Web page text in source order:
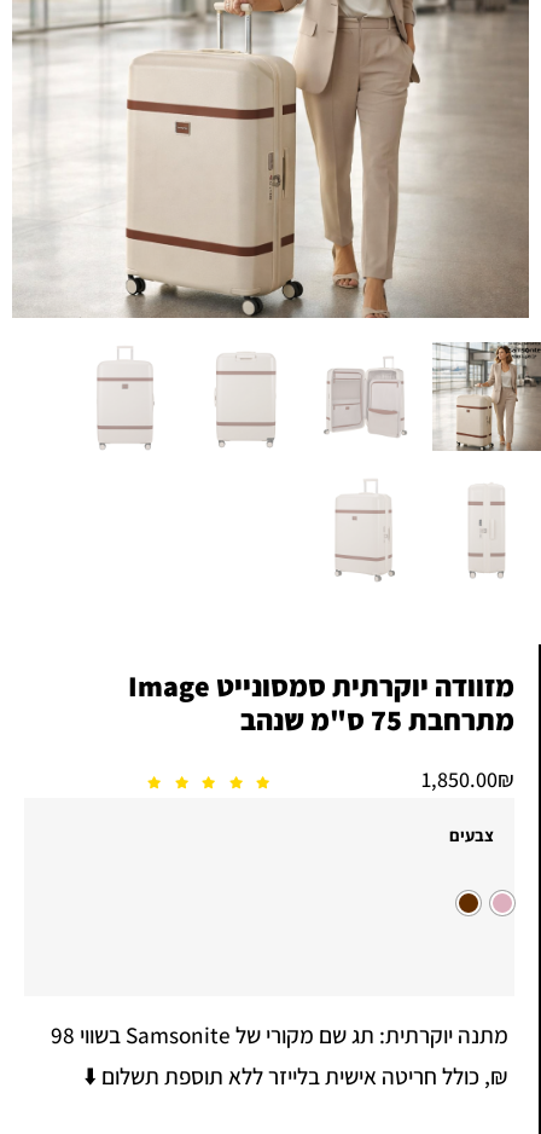
מזוודה יוקרתית סמסונייט Image
מתרחבת 75 ס"מ שנהב
1,850.00₪
צבעים
מתנה יוקרתית: תג שם מקורי של Samsonite בשווי 98
₪, כולל חריטה אישית בלייזר ללא תוספת תשלום ⬇️